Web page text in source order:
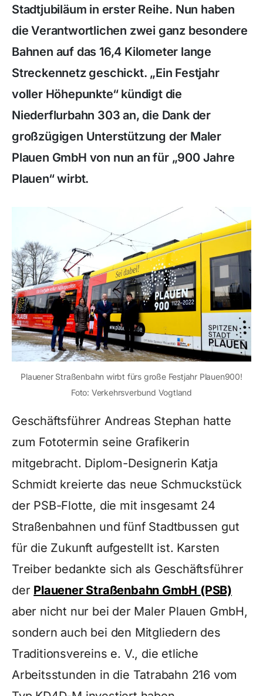
Stadtjubiläum in erster Reihe. Nun haben
die Verantwortlichen zwei ganz besondere
Bahnen auf das 16,4 Kilometer lange
Streckennetz geschickt. „Ein Festjahr
voller Höhepunkte“ kündigt die
Niederflurbahn 303 an, die Dank der
großzügigen Unterstützung der Maler
Plauen GmbH von nun an für „900 Jahre
Plauen“ wirbt.
Plauener Straßenbahn wirbt fürs große Festjahr Plauen900!
Foto: Verkehrsverbund Vogtland
Geschäftsführer Andreas Stephan hatte
zum Fototermin seine Grafikerin
mitgebracht. Diplom-Designerin Katja
Schmidt kreierte das neue Schmuckstück
der PSB-Flotte, die mit insgesamt 24
Straßenbahnen und fünf Stadtbussen gut
für die Zukunft aufgestellt ist. Karsten
Treiber bedankte sich als Geschäftsführer
der Plauener Straßenbahn GmbH (PSB)
aber nicht nur bei der Maler Plauen GmbH,
sondern auch bei den Mitgliedern des
Traditionsvereins e. V., die etliche
Arbeitsstunden in die Tatrabahn 216 vom